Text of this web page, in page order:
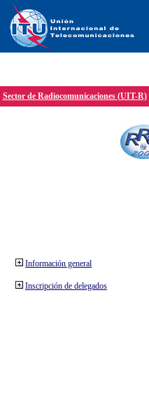
Sector de Radiocomunicaciones (UIT-R)
Información general
Inscripción de delegados